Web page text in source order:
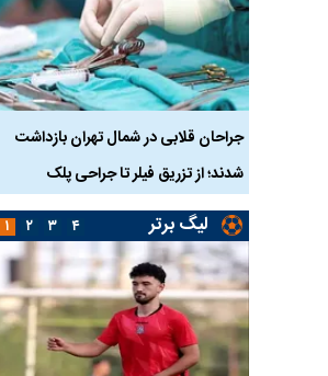
جراحان قلابی در شمال تهران بازداشت
شدند؛ از تزریق فیلر تا جراحی پلک
لیگ برتر ۱ ۲ ۳ ۴